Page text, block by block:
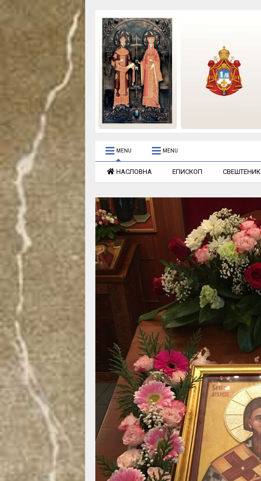
MENU MENU
НАСЛОВНА ЕПИСКОП СВЕШТЕНИК